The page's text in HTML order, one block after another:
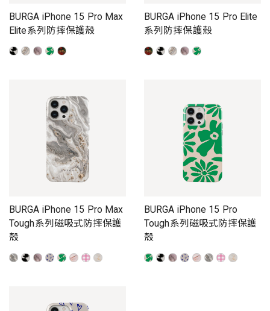
BURGA iPhone 15 Pro Max
Elite系列防摔保護殼
BURGA iPhone 15 Pro Elite
系列防摔保護殼
BURGA iPhone 15 Pro Max
Tough系列磁吸式防摔保護
殼
BURGA iPhone 15 Pro
Tough系列磁吸式防摔保護
殼